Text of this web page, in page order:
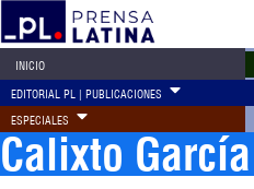
INICIO
EDITORIAL PL | PUBLICACIONES
ESPECIALES
Calixto García